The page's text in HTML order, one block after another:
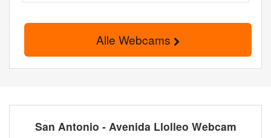
Alle Webcams
San Antonio - Avenida Llolleo Webcam